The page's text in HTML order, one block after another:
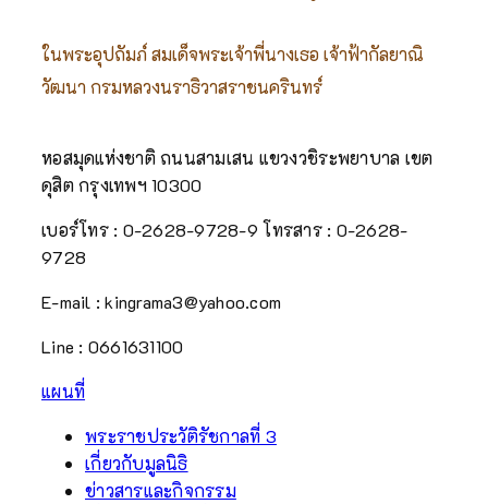
ในพระอุปถัมภ์ สมเด็จพระเจ้าพี่นางเธอ เจ้าฟ้ากัลยาณิ
วัฒนา กรมหลวงนราธิวาสราชนครินทร์
หอสมุดแห่งชาติ ถนนสามเสน แขวงวชิระพยาบาล เขต
ดุสิต กรุงเทพฯ 10300
เบอร์โทร : 0-2628-9728-9 โทรสาร : 0-2628-
9728
E-mail : kingrama3@yahoo.com
Line : 0661631100
แผนที่
พระราชประวัติรัชกาลที่ 3
เกี่ยวกับมูลนิธิ
ข่าวสารและกิจกรรม